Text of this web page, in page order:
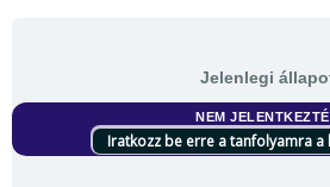
Jelenlegi
NEM
Iratkozz be erre a tanfolyamra a